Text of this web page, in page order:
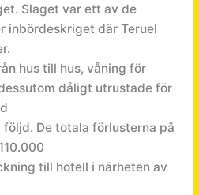
Slaget var ett av de
inbördeskriget där Teruel
hus till hus, våning för
dåligt utrustade för
De totala förlusterna på
till hotell i närheten av